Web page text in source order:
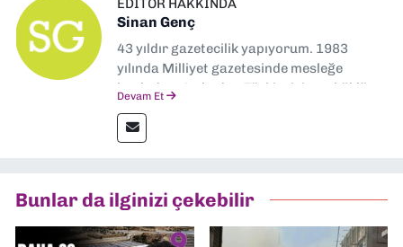
EDITÖR HAKKINDA
Sinan Genç
43 yıldır gazetecilik yapıyorum. 1983
yılında Milliyet gazetesinde mesleğe
başladım. Ardından Türkiye’nin en köklü
muhabir, editör, müdür yardımcısı ve spor
müdürü olarak görev yaptım. Ayrıca Yeni
Gazetesi'nde editörlük yapıyorum
Devam Et
Bunlar da ilginizi çekebilir